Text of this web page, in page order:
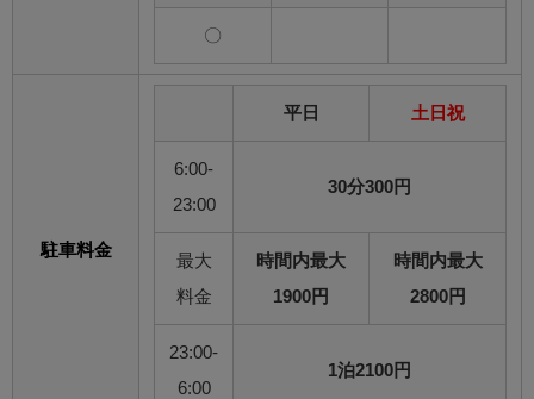
〇
駐車料金
平日 土日祝
6:00-
23:00
30分300円
最大
料金
時間内最大
1900円
時間内最大
2800円
23:00-
6:00
1泊2100円